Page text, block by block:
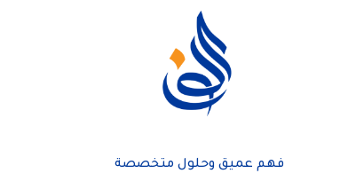
فهم عميق وحلول متخصصة